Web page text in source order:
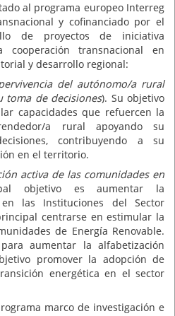
al programa europeo Interreg
y cofinanciado por el
de proyectos de iniciativa
transnacional en
y desarrollo regional:
del autónomo/a rural
toma de decisiones). Su objetivo
capacidades que refuercen la
a rural apoyando su
contribuyendo a su
en el territorio.
activa de las comunidades en
objetivo es aumentar la
las Instituciones del Sector
centrarse en estimular la
de Energía Renovable.
aumentar la alfabetización
promover la adopción de
energética en el sector
marco de investigación e